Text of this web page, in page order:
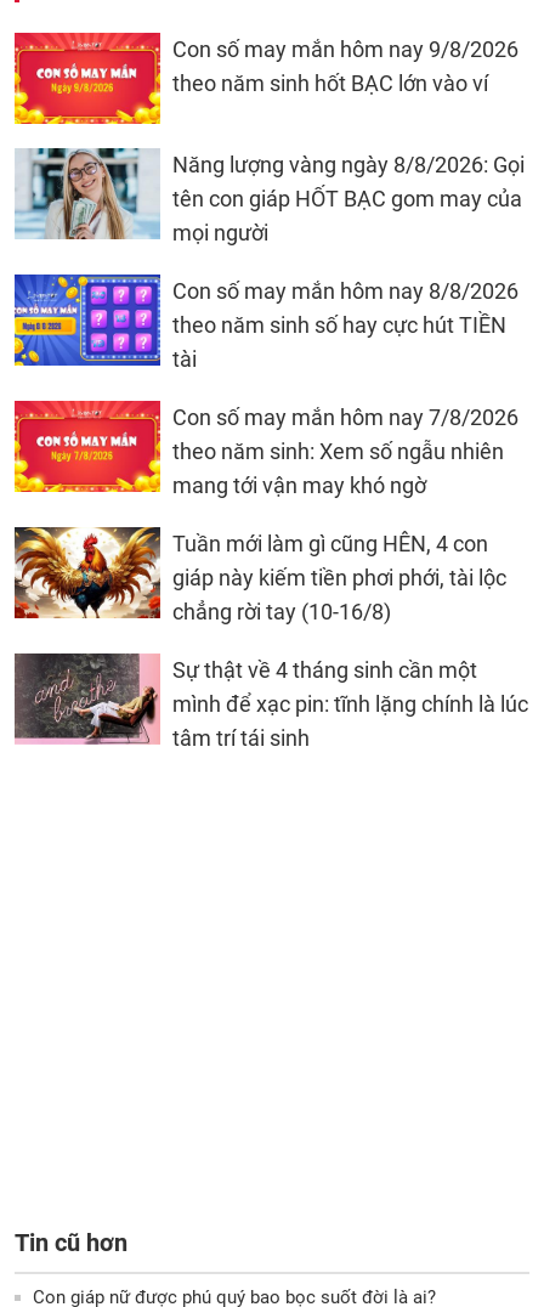
Con số may mắn hôm nay 9/8/2026
theo năm sinh hốt BẠC lớn vào ví
Năng lượng vàng ngày 8/8/2026: Gọi
tên con giáp HỐT BẠC gom may của
mọi người
Con số may mắn hôm nay 8/8/2026
theo năm sinh số hay cực hút TIỀN
tài
Con số may mắn hôm nay 7/8/2026
theo năm sinh: Xem số ngẫu nhiên
mang tới vận may khó ngờ
Tuần mới làm gì cũng HÊN, 4 con
giáp này kiếm tiền phơi phới, tài lộc
chẳng rời tay (10-16/8)
Sự thật về 4 tháng sinh cần một
mình để xạc pin: tĩnh lặng chính là lúc
tâm trí tái sinh
Tin cũ hơn
Con giáp nữ được phú quý bao bọc suốt đời là ai?